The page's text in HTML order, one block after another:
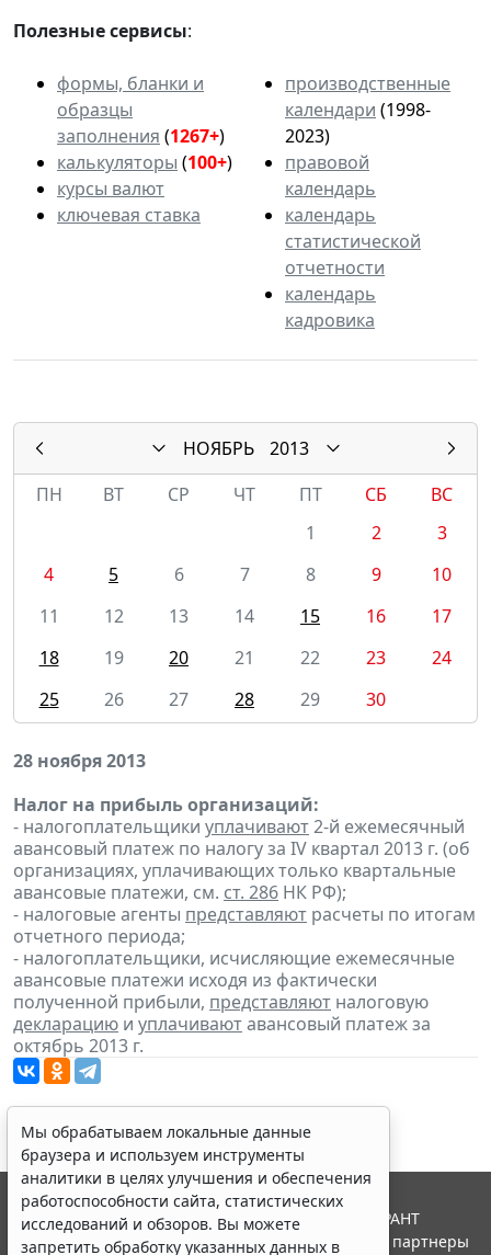
Полезные сервисы:
формы, бланки и
образцы
заполнения (1267+)
калькуляторы (100+)
курсы валют
ключевая ставка
производственные
календари (1998-
2023)
правовой
календарь
календарь
статистической
отчетности
календарь
кадровика
НОЯБРЬ
2013
ПН
ВТ СР ЧТ ПТ СБ
ВС
1
2
3
4
5 6 7 8 9
10
11
12 13 14 15 16
17
18
19 20 21 22 23
24
25
26 27 28 29 30
28 ноября 2013
Налог на прибыль организаций:
- налогоплательщики уплачивают2-й ежемесячный
авансовый платеж по налогу за IV квартал 2013 г. (об
организациях, уплачивающих только квартальные
авансовые платежи, см. ст. 286 НК РФ);
- налоговые агенты представляют расчеты по итогам
отчетного периода;
- налогоплательщики, исчисляющие ежемесячные
авансовые платежи исходя из фактически
полученной прибыли, представляют налоговую
декларацию и уплачиваютавансовый платеж за
октябрь 2013 г.
Мы обрабатываем локальные данные
браузера и используем инструменты
аналитики в целях улучшения и обеспечения
работоспособности сайта, статистических
исследований и обзоров. Вы можете
запретить обработку указанных данных в
© ООО "НПП "ГАРАНТ-СЕРВИС", 2026. Система ГАРАНТ
выпускается с 1990 года. Компания "Гарант" и ее партнеры